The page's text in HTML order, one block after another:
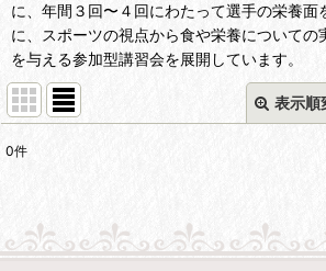
に、年間３回〜４回にわたって選手の栄養面
に、スポーツの視点から食や栄養についての
を与える参加型講習会を展開しています。
表示順
並び順
0件